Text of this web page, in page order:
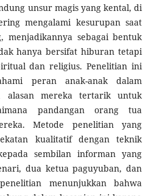
unsur magis yang kental, di
mengalami kesurupan saat
menjadikannya sebagai bentuk
hanya bersifat hiburan tetapi
dan religius. Penelitian ini
peran anak-anak dalam
alasan mereka tertarik untuk
pandangan orang tua
Metode penelitian yang
kualitatif dengan teknik
sembilan informan yang
dua ketua paguyuban, dan
menunjukkan bahwa